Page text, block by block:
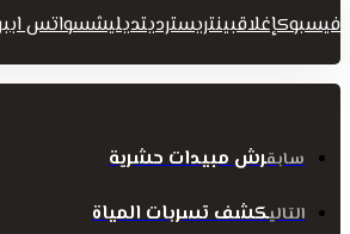
فيسبوكإغلاقبينتريسترديتديليشسواتس اب
سابقرش مبيدات حشرية
التاليكشف تسربات المياة